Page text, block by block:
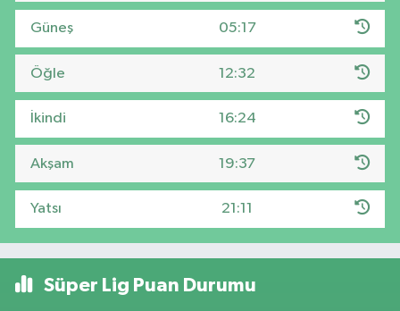
Güneş 05:17
Öğle 12:32
İkindi 16:24
Akşam 19:37
Yatsı 21:11
Süper Lig Puan Durumu